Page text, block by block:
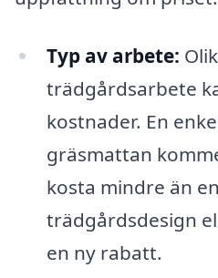
Typ av arbete:
trädgårdsarbete
kostnader. En
gräsmattan
kosta mindre än
trädgårdsdesign
en ny rabatt.